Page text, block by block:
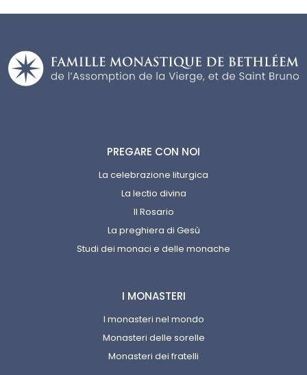
I MONASTERI
I monasteri nel mondo
Monasteri delle sorelle
Monasteri dei fratelli
PREGARE CON NOI
La celebrazione liturgica
La lectio divina
Il Rosario
La preghiera di Gesù
Studi dei monaci e delle monache